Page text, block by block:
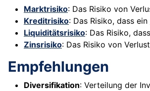
Marktrisiko: Das Risiko von
Kreditrisiko: Das Risiko, dass ein
Liquiditätsrisiko: Das Risiko,
Zinsrisiko: Das Risiko von
Empfehlungen
Diversifikation: Verteilung der